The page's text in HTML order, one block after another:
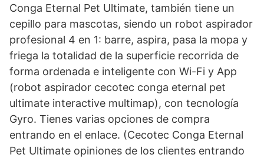
Conga Eternal Pet Ultimate, también tiene un
cepillo para mascotas, siendo un robot aspirador
profesional 4 en 1: barre, aspira, pasa la mopa y
friega la totalidad de la superficie recorrida de
forma ordenada e inteligente con Wi-Fi y App
(robot aspirador cecotec conga eternal pet
ultimate interactive multimap), con tecnología
Gyro. Tienes varias opciones de compra
entrando en el enlace. (Cecotec Conga Eternal
Pet Ultimate opiniones de los clientes entrando